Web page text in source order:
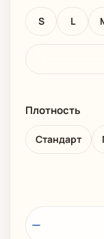
S L
Плотность
Стандарт